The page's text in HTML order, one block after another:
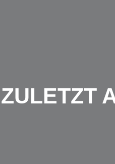
ZULETZT